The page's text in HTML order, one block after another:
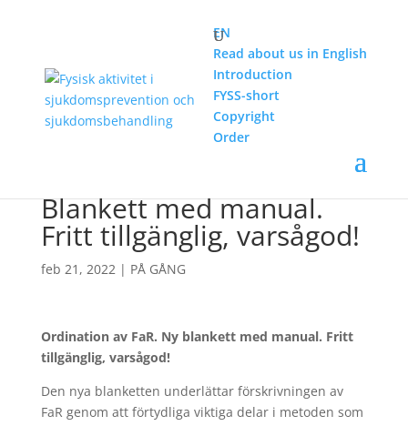
EN
Read about us in English
Introduction
FYSS-short
Copyright
Order
PÅ GÅNG Ordination av FaR. Blankett med manual.
Fritt tillgänglig, varsågod!
Blankett med manual.
Fritt tillgänglig, varsågod!
feb 21, 2022| PÅ GÅNG
Ordination av FaR. Ny blankett med manual. Fritt
tillgänglig, varsågod!
Den nya blanketten underlättar förskrivningen av
FaR genom att förtydliga viktiga delar i metoden som